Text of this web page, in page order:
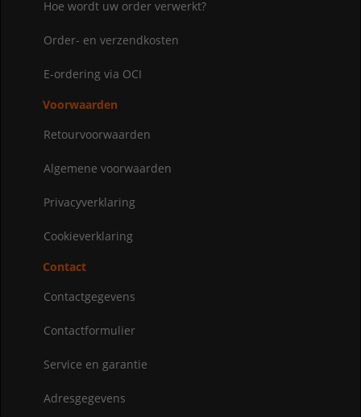
Hoe wordt uw order verwerkt?
Order- en verzendkosten
E-ordering via OCI
Voorwaarden
Retourvoorwaarden
Algemene voorwaarden
Privacyverklaring
Cookieverklaring
Contact
Contactgegevens
Contactformulier
Service en garantie
Adresgegevens